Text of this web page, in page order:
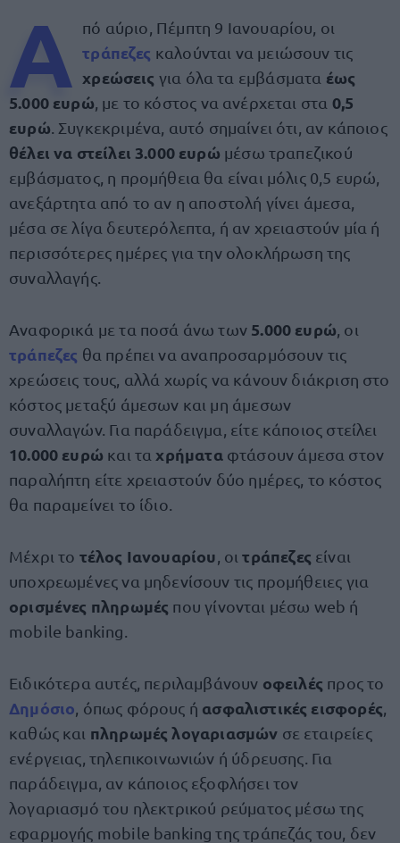
Α πό αύριο, Πέμπτη 9 Ιανουαρίου, οι
τράπεζες καλούνται να μειώσουν τις
χρεώσεις για όλα τα εμβάσματα έως
5.000 ευρώ , με το κόστος να ανέρχεται στα 0,5
ευρώ . Συγκεκριμένα, αυτό σημαίνει ότι, αν κάποιος
θέλει να στείλει 3.000 ευρώ μέσω τραπεζικού
εμβάσματος, η προμήθεια θα είναι μόλις 0,5 ευρώ,
ανεξάρτητα από το αν η αποστολή γίνει άμεσα,
μέσα σε λίγα δευτερόλεπτα, ή αν χρειαστούν μία ή
περισσότερες ημέρες για την ολοκλήρωση της
συναλλαγής.
Αναφορικά με τα ποσά άνω των 5.000 ευρώ , οι
τράπεζες θα πρέπει να αναπροσαρμόσουν τις
χρεώσεις τους, αλλά χωρίς να κάνουν διάκριση στο
κόστος μεταξύ άμεσων και μη άμεσων
συναλλαγών. Για παράδειγμα, είτε κάποιος στείλει
10.000 ευρώ και τα χρήματα φτάσουν άμεσα στον
παραλήπτη είτε χρειαστούν δύο ημέρες, το κόστος
θα παραμείνει το ίδιο.
Μέχρι το τέλος Ιανουαρίου , οιτράπεζες είναι
υποχρεωμένες να μηδενίσουν τις προμήθειες για
ορισμένες πληρωμές που γίνονται μέσω web ή
mobile banking.
Ειδικότερα αυτές, περιλαμβάνουν οφειλές προς το
Δημόσιο , όπως φόρους ή ασφαλιστικές εισφορές
καθώς και πληρωμές λογαριασμών σε εταιρείες
ενέργειας, τηλεπικοινωνιών ή ύδρευσης. Για
παράδειγμα, αν κάποιος εξοφλήσει τον
λογαριασμό του ηλεκτρικού ρεύματος μέσω της
εφαρμογής mobile banking της τράπεζάς του, δεν